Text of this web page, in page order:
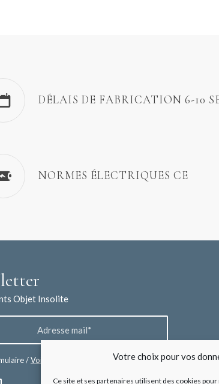
Votre choix pour vos
Ce site et ses partenaires utilisent des cookies
DÉLAIS DE FABRICATION 6-10
NORMES ÉLECTRIQUES CE
Objet Insolite
/Voir les mentions légales*